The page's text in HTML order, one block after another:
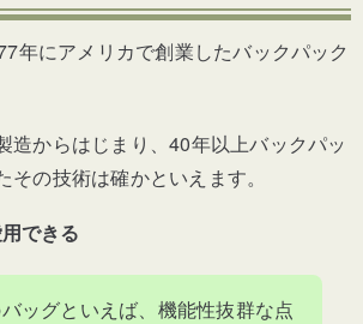
年にアメリカで創業したバックパック
造からはじまり、40年以上バックパッ
その技術は確かといえます。
できる
ッグといえば、機能性抜群な点